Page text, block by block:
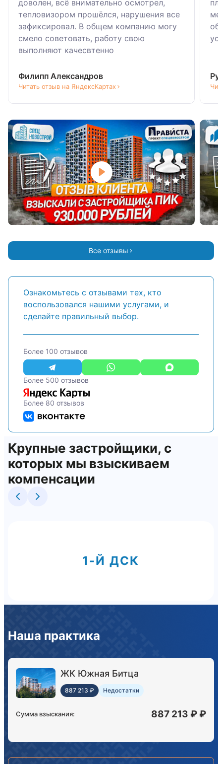
доволен, всё внимательно осмотрел,
тепловизором прошёлся, нарушения все
зафиксировал. В общем компанию могу
смело советовать, работу свою
выполняют качесвтенно
Филипп Александров
Читать отзыв на ЯндексКартах
Все отзывы
Ознакомьтесь с отзывами тех, кто
воспользовался нашими услугами, и
сделайте правильный выбор.
Более 100 отзывов
Более 500 отзывов
Более 80 отзывов
Крупные застройщики, с
которых мы взыскиваем
компенсации
1-Й ДСК
Наша практика
ЖК Южная Битца
887 213 ₽ Недостатки
Сумма взыскания: 887 213 ₽ ₽